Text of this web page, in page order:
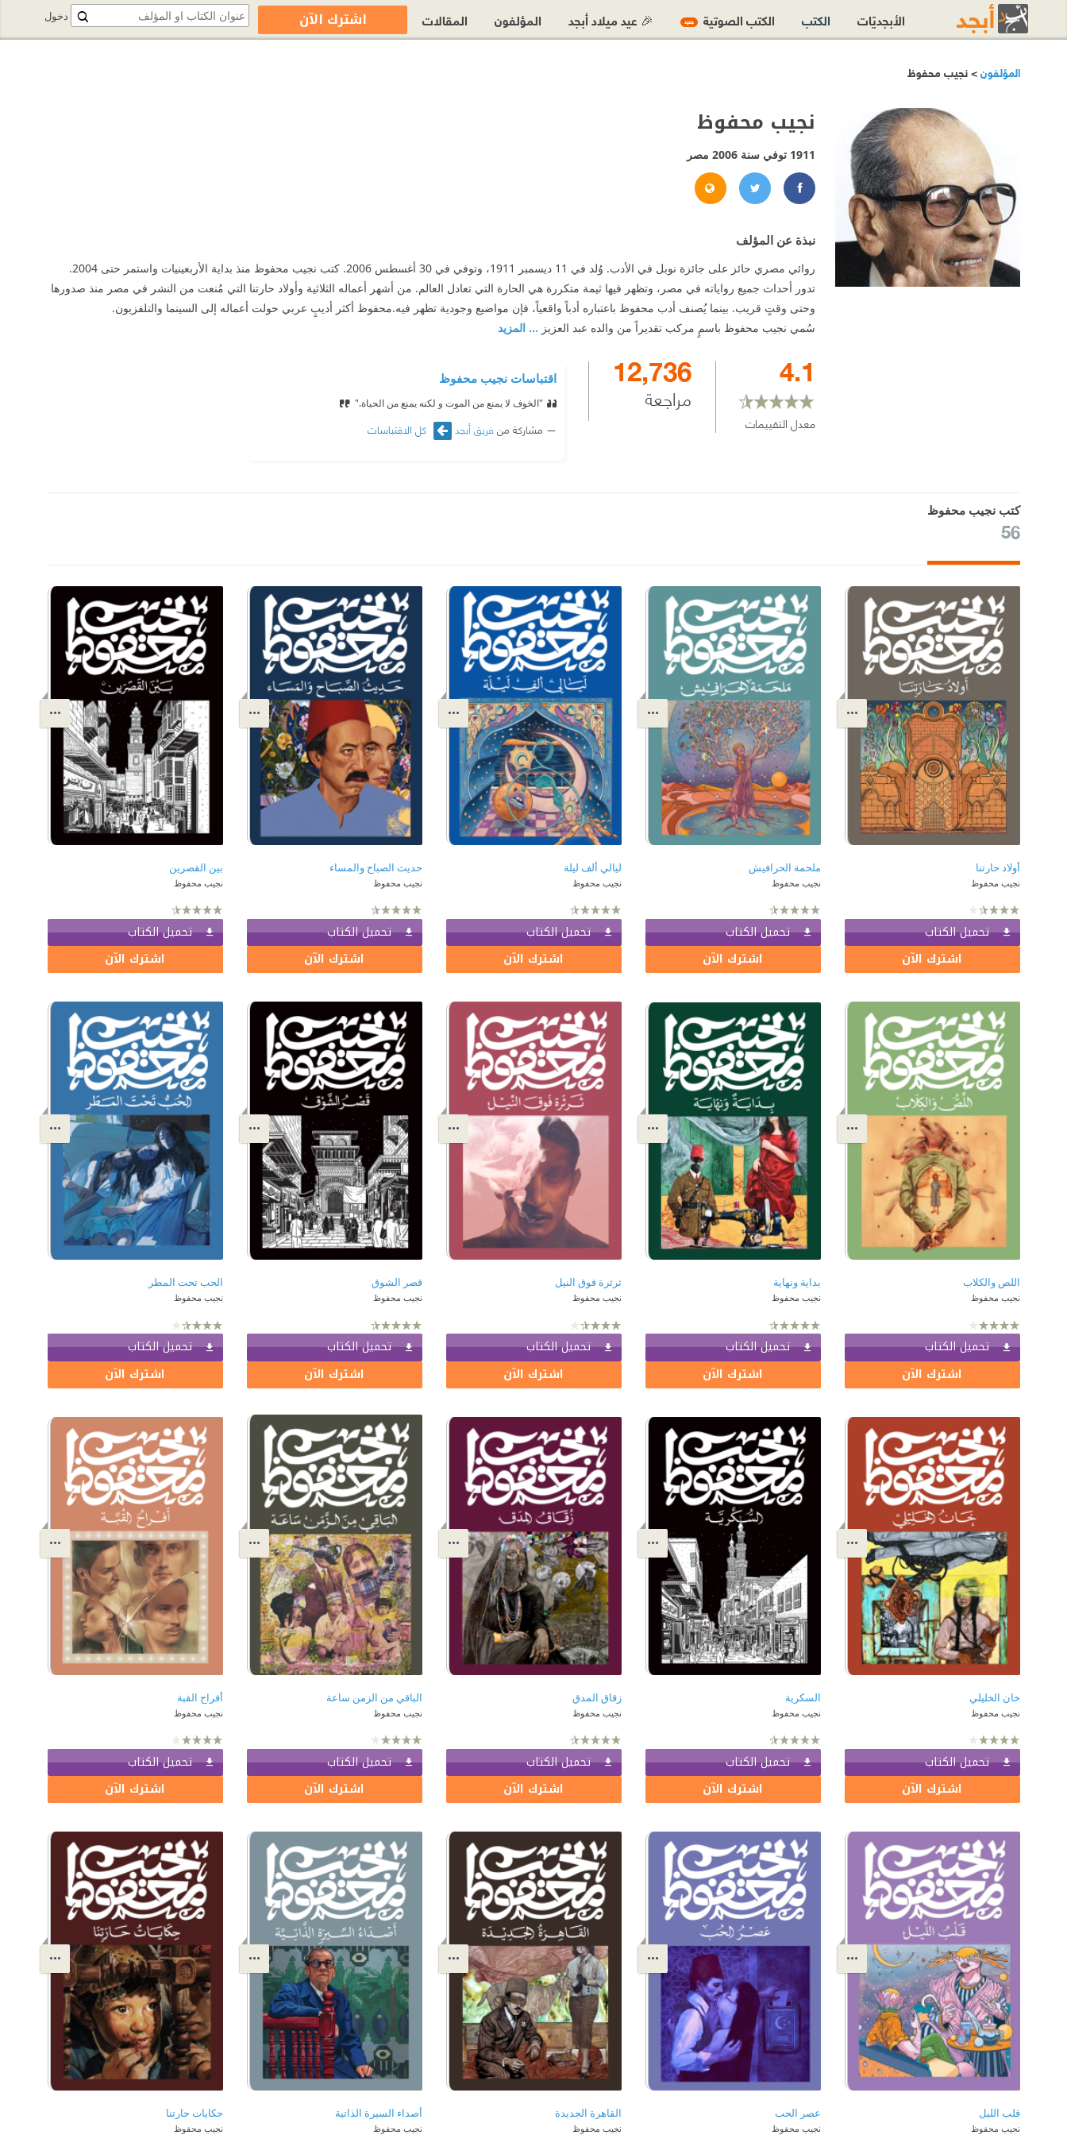
المؤلفون> نجيب محفوظ
نجيب محفوظ
1911 توفي سنة 2006 مصر
https://www.facebook.com/Najuib.Mahfouz
https://twitter.com/#!/Najuib_Mahfouz
نبذة عن المؤلف
روائي مصري حائز على جائزة نوبل في الأدب. وُلد في 11 ديسمبر 1911، وتوفي في 30 أغسطس 2006. كتب نجيب محفوظ منذ بداية الأربعينيات واستمر حتى 2004.
تدور أحداث جميع رواياته في مصر، وتظهر فيها ثيمة متكررة هي الحارة التي تعادل العالم. من أشهر أعماله الثلاثية وأولاد حارتنا التي مُنعت من النشر في مصر منذ صدورها
وحتى وقتٍ قريب. بينما يُصنف أدب محفوظ باعتباره أدباً واقعياً، فإن مواضيع وجودية تظهر فيه.محفوظ أكثر أديبٍ عربي حولت أعماله إلى السينما والتلفزيون.
سُمي نجيب محفوظ باسمٍ مركب تقديراً من والده عبد العزيز ... المزيد
4.1
معدل التقييمات
12,736
مراجعة
اقتباسات نجيب محفوظ
"الخوف لا يمنع من الموت و لكنه يمنع من الحياة."
مشاركة من فريق أبجد كل الاقتباسات
كتب نجيب محفوظ
56
أولاد حارتنا
نجيب محفوظ
تحميل الكتاب
اشترك الآن
ملحمة الحرافيش
نجيب محفوظ
تحميل الكتاب
اشترك الآن
ليالي ألف ليلة
نجيب محفوظ
تحميل الكتاب
اشترك الآن
حديث الصباح والمساء
نجيب محفوظ
تحميل الكتاب
اشترك الآن
بين القصرين
نجيب محفوظ
تحميل الكتاب
اشترك الآن
اللص والكلاب
نجيب محفوظ
تحميل الكتاب
اشترك الآن
بداية ونهاية
نجيب محفوظ
تحميل الكتاب
اشترك الآن
ثرثرة فوق النيل
نجيب محفوظ
تحميل الكتاب
اشترك الآن
قصر الشوق
نجيب محفوظ
تحميل الكتاب
اشترك الآن
الحب تحت المطر
نجيب محفوظ
تحميل الكتاب
اشترك الآن
خان الخليلي
نجيب محفوظ
تحميل الكتاب
اشترك الآن
السكرية
نجيب محفوظ
تحميل الكتاب
اشترك الآن
زقاق المدق
نجيب محفوظ
تحميل الكتاب
اشترك الآن
الباقي من الزمن ساعة
نجيب محفوظ
تحميل الكتاب
اشترك الآن
أفراح القبة
نجيب محفوظ
تحميل الكتاب
اشترك الآن
قلب الليل
نجيب محفوظ
عصر الحب
نجيب محفوظ
القاهرة الجديدة
نجيب محفوظ
أصداء السيرة الذاتية
نجيب محفوظ
حكايات حارتنا
نجيب محفوظ
دخول الأبجديّات الكتب الكتب الصوتية جديد 🎉 عيد ميلاد أبجد المؤلفون المقالات اشترك الآن